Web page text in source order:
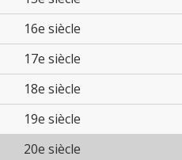
16e siècle
17e siècle
18e siècle
19e siècle
20e siècle